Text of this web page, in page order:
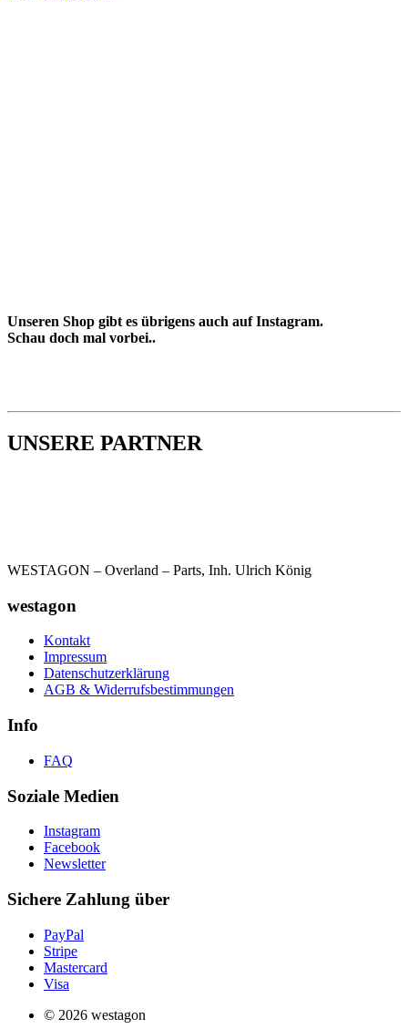
Unseren Shop gibt es übrigens auch auf Instagram.
Schau doch mal vorbei..
UNSERE PARTNER
WESTAGON – Overland – Parts, Inh. Ulrich König
westagon
Kontakt
Impressum
Datenschutzerklärung
AGB & Widerrufsbestimmungen
Info
FAQ
Soziale Medien
Instagram
Facebook
Newsletter
Sichere Zahlung über
PayPal
Stripe
Mastercard
Visa
© 2026 westagon